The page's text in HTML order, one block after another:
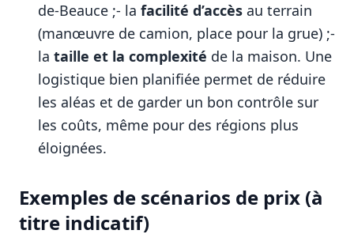
de-Beauce ;- la facilité d’accès au terrain
(manœuvre de camion, place pour la grue) ;-
la taille et la complexité de la maison. Une
logistique bien planifiée permet de réduire
les aléas et de garder un bon contrôle sur
les coûts, même pour des régions plus
éloignées.
Exemples de scénarios de prix (à
titre indicatif)